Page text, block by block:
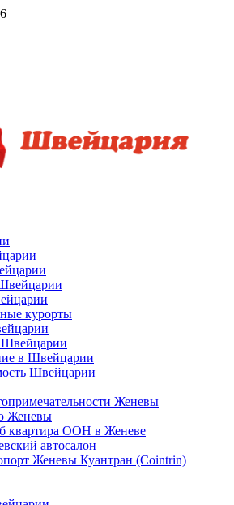
курорты
Швейцарии
в Швейцарии
Швейцарии
Женевы
Женевы
квартира ООН в Женеве
автосалон
Женевы Куантран (Cointrin)